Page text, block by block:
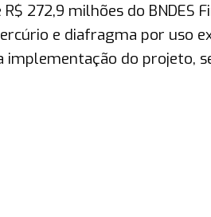
272,9 milhões do BNDES
e diafragma por uso
do projeto,